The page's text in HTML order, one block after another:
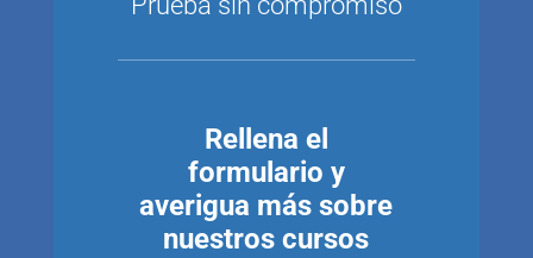
Rellena el
formulario y
averigua más sobre
nuestros cursos